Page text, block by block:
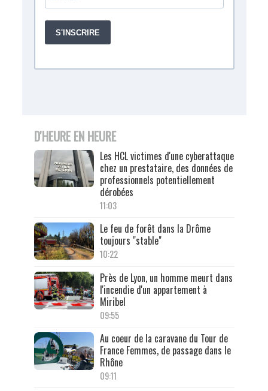
D'HEURE EN HEURE
Les HCL victimes d'une cyberattaque
chez un prestataire, des données de
professionnels potentiellement
dérobées
11:03
Le feu de forêt dans la Drôme
toujours "stable"
10:22
Près de Lyon, un homme meurt dans
l'incendie d'un appartement à
Miribel
09:55
Au coeur de la caravane du Tour de
France Femmes, de passage dans le
Rhône
09:11